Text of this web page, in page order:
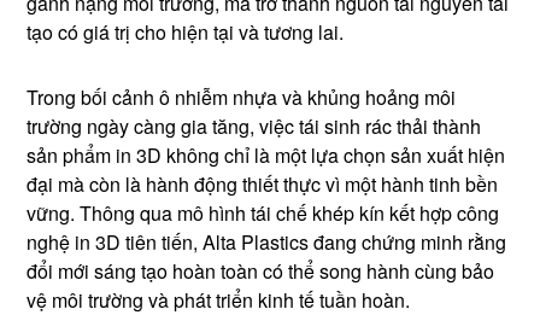
tạo có giá trị cho hiện tại và tương lai.
Trong bối cảnh ô nhiễm nhựa và khủng hoảng môi
trường ngày càng gia tăng, việc tái sinh rác thải thành
sản phẩm in 3D không chỉ là một lựa chọn sản xuất hiện
đại mà còn là hành động thiết thực vì một hành tinh bền
vững. Thông qua mô hình tái chế khép kín kết hợp công
nghệ in 3D tiên tiến, Alta Plastics đang chứng minh rằng
đổi mới sáng tạo hoàn toàn có thể song hành cùng bảo
vệ môi trường và phát triển kinh tế tuần hoàn.